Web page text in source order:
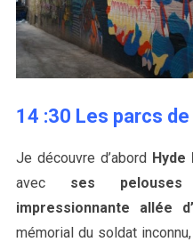
14 :30 Les parcs
Je découvre d’abord Hyde
avec ses
impressionnante allée
mémorial du soldat